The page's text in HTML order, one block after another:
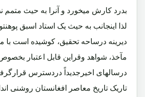
بدرد کارش میخورد و آنرا به حیث متمم
لذا اینجانب به حیث یک استاد اسبق
دیرینه درساحه تحقیق، کوشیده است با
مآخذ، شواهد وقراین قابل اعتبار بخصوص
درسالهای اخیرجدیداً دردسترس
تاریک تاریخ معاصر افغانستان روشنی